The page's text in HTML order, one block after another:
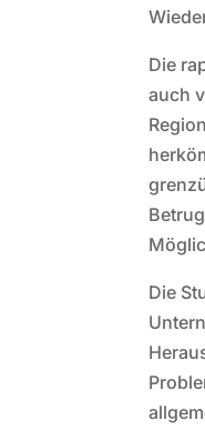
Die
auch
Die